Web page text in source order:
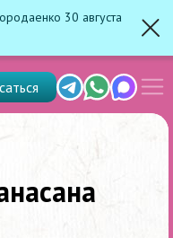
30 августа
TelegramWhats'app
Max
меню